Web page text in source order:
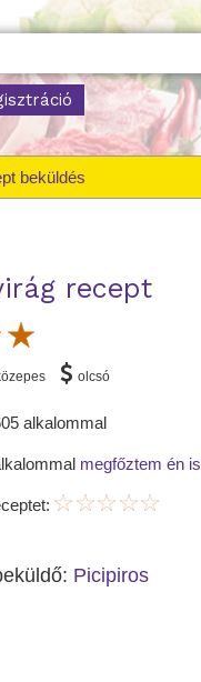
beküldés
recept
olcsó
alkalommal
megfőztem én is
Picipiros